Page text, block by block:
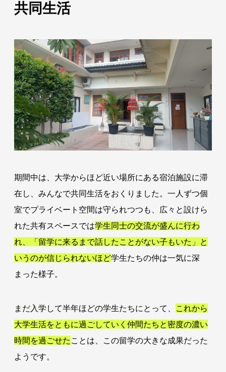
共同生活
期間中は、大学からほど近い場所にある宿泊施設に滞
在し、みんなで共同生活をおくりました。一人ずつ個
室でプライベート空間は守られつつも、広々と設けら
れた共有スペースでは学生同士の交流が盛んに行わ
れ、「留学に来るまで話したことがない子もいた」と
いうのが信じられないほど学生たちの仲は一気に深
まった様子。
まだ入学して半年ほどの学生たちにとって、
これから
大学生活をともに過ごしていく仲間たちと密度の濃い
時間を過ごせた ことは、この留学の大きな成果だった
ようです。